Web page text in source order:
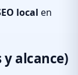
local en
alcance)